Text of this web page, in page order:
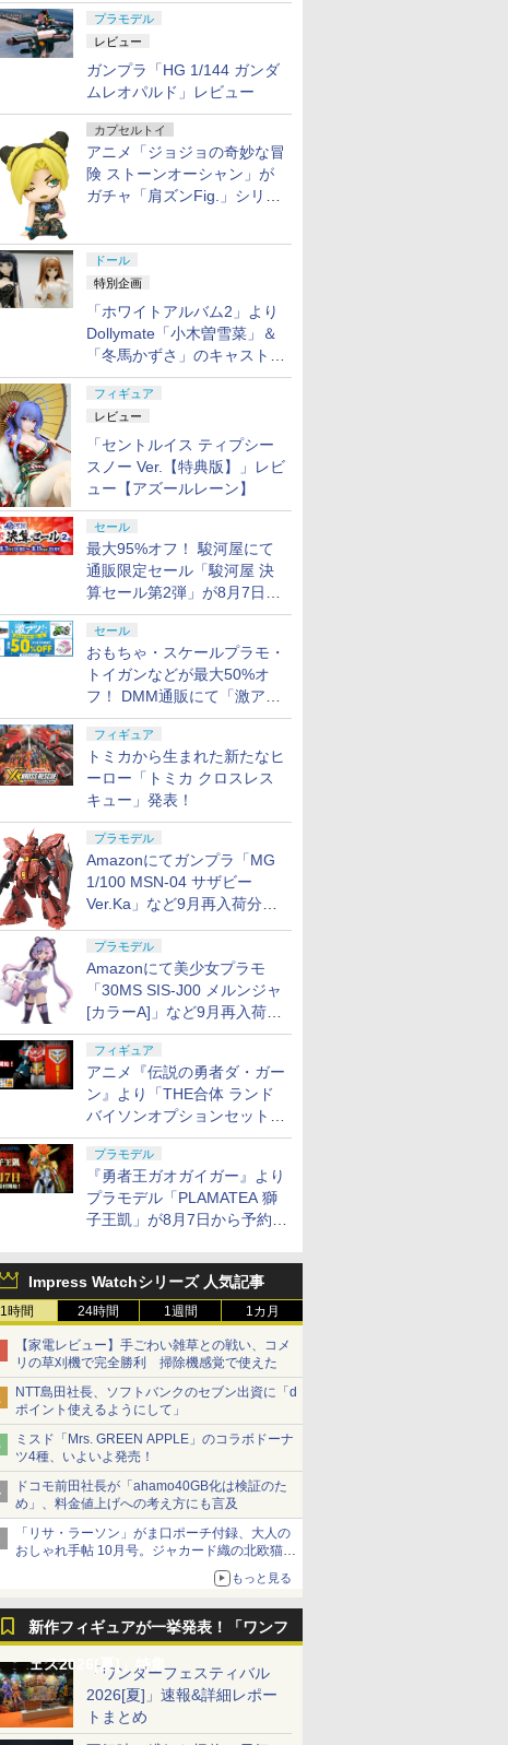
アギャラリーにて展示中
プラモデル
レビュー
ガンプラ「HG 1/144 ガンダ
ムレオパルド」レビュー
カプセルトイ
アニメ「ジョジョの奇妙な冒
険 ストーンオーシャン」が
ガチャ「肩ズンFig.」シリー
ドール
特別企画
「ホワイトアルバム2」より
Dollymate「小木曽雪菜」＆
「冬馬かずさ」のキャストド
ール実物見本が東京フィギュ
アギャラリーにて展示中
フィギュア
レビュー
「セントルイス ティプシー
スノー Ver.【特典版】」レビ
ュー【アズールレーン】
セール
最大95%オフ！ 駿河屋にて
通販限定セール「駿河屋 決
算セール第2弾」が8月7日12
時より開催
セール
おもちゃ・スケールプラモ・
トイガンなどが最大50%オ
フ！ DMM通販にて「激ア
ツ！おもちゃ・ホビー夏セー
ル」が開催
フィギュア
トミカから生まれた新たなヒ
ーロー「トミカ クロスレス
キュー」発表！
プラモデル
Amazonにてガンプラ「MG
1/100 MSN-04 サザビー
Ver.Ka」など9月再入荷分が
プラモデル
Amazonにて美少女プラモ
「30MS SIS-J00 メルンジャ
[カラーA]」など9月再入荷分
が販売再開！
フィギュア
アニメ『伝説の勇者ダ・ガー
ン』より「THE合体 ランド
バイソンオプションセット」
が8月7日から予約受付開始！
プラモデル
『勇者王ガオガイガー』より
プラモデル「PLAMATEA 獅
子王凱」が8月7日から予約受
Impress Watchシリーズ 人気記事
1時間 24時間 1週間 1カ月
【家電レビュー】手ごわい雑草との戦い、コメ
リの草刈機で完全勝利 掃除機感覚で使えた
NTT島田社長、ソフトバンクのセブン出資に「d
ポイント使えるようにして」
ミスド「Mrs. GREEN APPLE」のコラボドーナ
ツ4種、いよいよ発売！
ドコモ前田社長が「ahamo40GB化は検証のた
め」、料金値上げへの考え方にも言及
「リサ・ラーソン」がま口ポーチ付録、大人の
おしゃれ手帖 10月号。ジャカード織の北欧猫デ
もっと見る
新作フィギュアが一挙発表！「ワンフ
ェス2026[夏]」特集「ワンダーフェスティバル
2026[夏]」速報&詳細レポー
トまとめ